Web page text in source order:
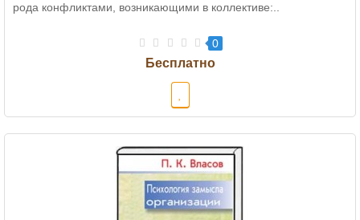
рода конфликтами, возникающими в коллективе:..
0